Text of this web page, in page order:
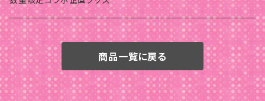
商品一覧に戻る